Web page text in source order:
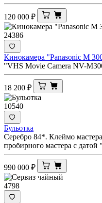
120 000 ₽
24386
Кинокамера "Panasonic M
"VHS Movie Camera NV-
18 200 ₽
10540
Бульотка
Серебро 84*. Клеймо
пробирного мастера с
990 000 ₽
4798